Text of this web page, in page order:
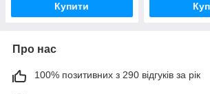
Купити
Про нас
100% позитивних з 290 відгуків за рік